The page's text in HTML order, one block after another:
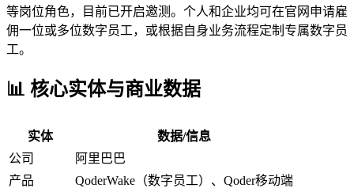
等岗位角色，目前已开启邀测。个人和企业均可在官网申请雇
佣一位或多位数字员工，或根据自身业务流程定制专属数字员
工。
📊 核心实体与商业数据
实体
数据/信息
公司
阿里巴巴
产品
QoderWake（数字员工）、Qoder移动端